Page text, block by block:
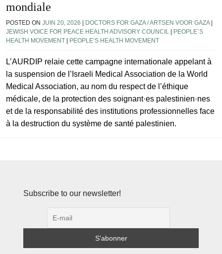
mondiale
POSTED ON JUIN 20, 2026 DOCTORS FOR GAZA / ARTSEN VOOR GAZA|
JEWISH VOICE FOR PEACE HEALTH ADVISORY COUNCIL
PEOPLE´S
HEALTH MOVEMENT
PEOPLE’S HEALTH MOVEMENT
L’AURDIP relaie cette campagne internationale appelant à
la suspension de l’Israeli Medical Association de la World
Medical Association, au nom du respect de l’éthique
médicale, de la protection des soignant·es palestinien·nes
et de la responsabilité des institutions professionnelles face
à la destruction du système de santé palestinien.
Subscribe to our newsletter!